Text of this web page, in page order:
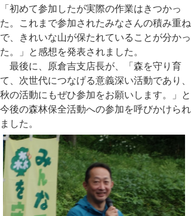
「初めて参加したが実際の作業はきつかっ
た。これまで参加されたみなさんの積み重ね
で、きれいな山が保たれていることが分かっ
た。」と感想を発表されました。
最後に、原倉吉支店長が、「森を守り育
て、次世代につなげる意義深い活動であり、
秋の活動にもぜひ参加をお願いします。」と
今後の森林保全活動への参加を呼びかけられ
ました。